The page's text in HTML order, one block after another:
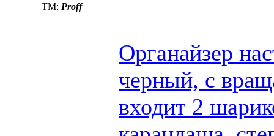
TM: Proff
Органайзер
черный, с
входит 2